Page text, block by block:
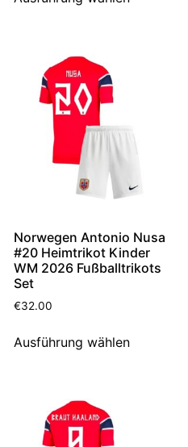
Norwegen Antonio Nusa
#20 Heimtrikot Kinder
WM 2026 Fußballtrikots
Set
€32.00
Ausführung wählen